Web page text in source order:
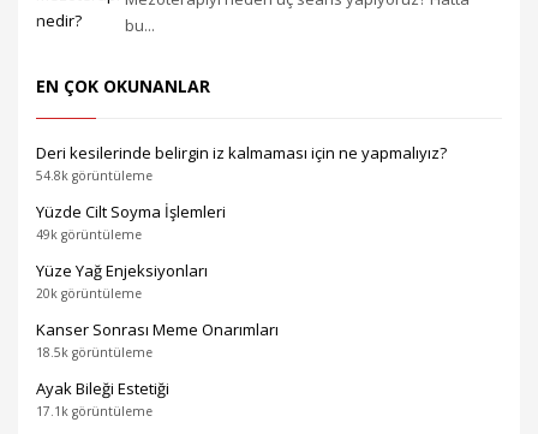
bu...
EN ÇOK OKUNANLAR
Deri kesilerinde belirgin iz kalmaması için ne yapmalıyız?
54.8k görüntüleme
Yüzde Cilt Soyma İşlemleri
49k görüntüleme
Yüze Yağ Enjeksiyonları
20k görüntüleme
Kanser Sonrası Meme Onarımları
18.5k görüntüleme
Ayak Bileği Estetiği
17.1k görüntüleme